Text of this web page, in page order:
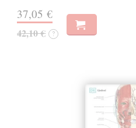
37,05 €
42,10 € ?